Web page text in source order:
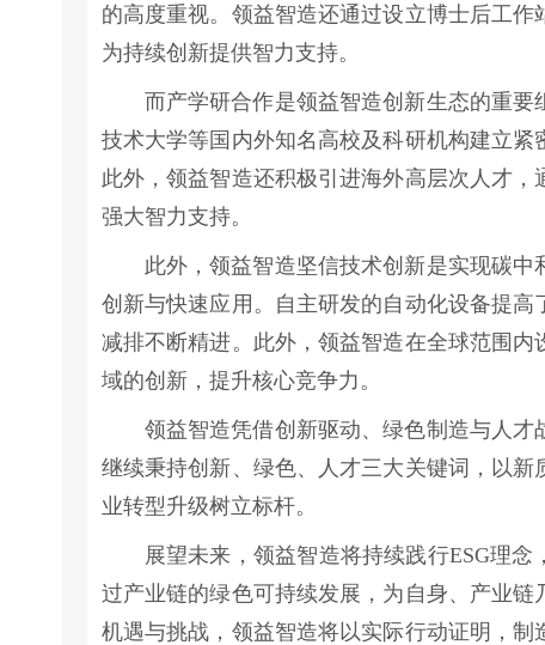
的高度重视。领益智造还通过设立博士后工
为持续创新提供智力支持。
而产学研合作是领益智造创新生态的重
技术大学等国内外知名高校及科研机构建立紧
此外，领益智造还积极引进海外高层次人才
强大智力支持。
此外，领益智造坚信技术创新是实现碳
创新与快速应用。自主研发的自动化设备提
减排不断精进。此外，领益智造在全球范围
域的创新，提升核心竞争力。
领益智造凭借创新驱动、绿色制造与人
继续秉持创新、绿色、人才三大关键词，以
业转型升级树立标杆。
展望未来，领益智造将持续践行ESG理
过产业链的绿色可持续发展，为自身、产业
机遇与挑战，领益智造将以实际行动证明，